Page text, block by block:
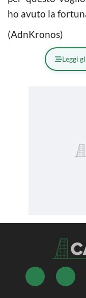
ho avuto la
(AdnKronos)
Leggi